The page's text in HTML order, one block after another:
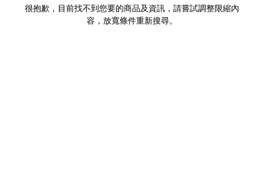
很抱歉，目前找不到您要的商品及資訊，請嘗試調整限縮內
容，放寬條件重新搜尋。